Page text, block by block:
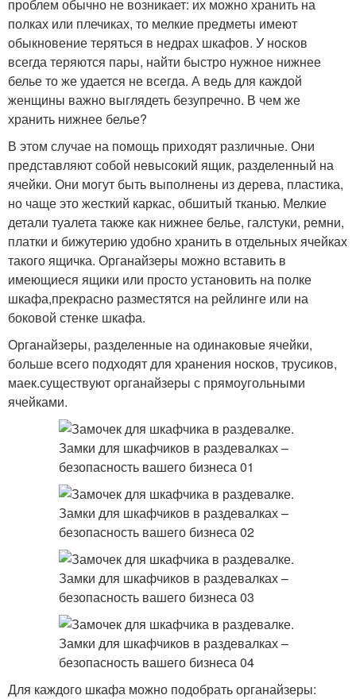
проблем обычно не возникает: их можно хранить на
полках или плечиках, то мелкие предметы имеют
обыкновение теряться в недрах шкафов. У носков
всегда теряются пары, найти быстро нужное нижнее
белье то же удается не всегда. А ведь для каждой
женщины важно выглядеть безупречно. В чем же
хранить нижнее белье?
В этом случае на помощь приходят различные. Они
представляют собой невысокий ящик, разделенный на
ячейки. Они могут быть выполнены из дерева, пластика,
но чаще это жесткий каркас, обшитый тканью. Мелкие
детали туалета также как нижнее белье, галстуки, ремни,
платки и бижутерию удобно хранить в отдельных ячейках
такого ящичка. Органайзеры можно вставить в
имеющиеся ящики или просто установить на полке
шкафа,прекрасно разместятся на рейлинге или на
боковой стенке шкафа.
Органайзеры, разделенные на одинаковые ячейки,
больше всего подходят для хранения носков, трусиков,
маек.существуют органайзеры с прямоугольными
ячейками.
Для каждого шкафа можно подобрать органайзеры: